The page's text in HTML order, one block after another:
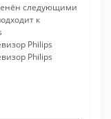
следующими
к
Philips
Philips